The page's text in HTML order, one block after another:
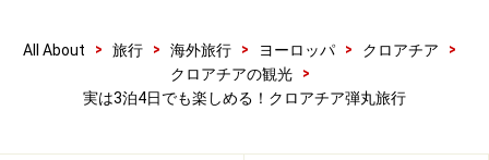
All About > 旅行 > 海外旅行 > ヨーロッパ > クロアチア
>
クロアチアの観光
>
実は3泊4日でも楽しめる！クロアチア弾丸旅行